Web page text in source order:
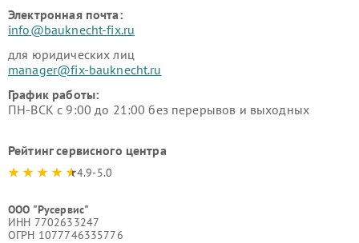
Электронная почта:
info@bauknecht-fix.ru
для юридических лиц
manager@fix-bauknecht.ru
График работы:
ПН-ВСК с 9:00 до 21:00 без перерывов и выходных
Рейтинг сервисного центра
4.9-5.0
ООО "Русервис"
ИНН 7702633247
ОГРН 1077746335776